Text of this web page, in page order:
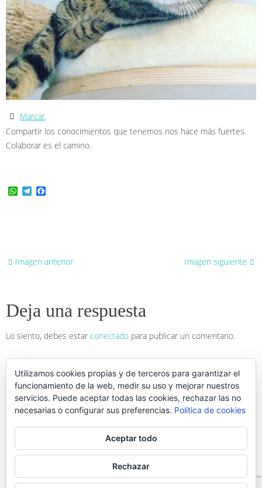
Marcar.
Compartir los conocimientos que tenemos nos hace más fuertes.
Colaborar es el camino.
WhatsApp
Telegram
Imagen anterior Imagen siguiente
Deja una respuesta
Lo siento, debes estar conectado para publicar un comentario.
Comunicación Animal
Consultas
La muerte una liberación, acompañando su partida
Utilizamos cookies propias y de terceros para garantizar el
funcionamiento de la web, medir su uso y mejorar nuestros
servicios. Puede aceptar todas las cookies, rechazar las no
necesarias o configurar sus preferencias. Política de cookies
Aceptar todo
Rechazar